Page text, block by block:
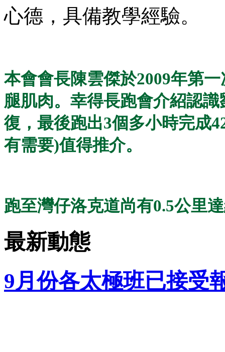
心德，具備教學經驗。
本會會長陳雲傑於2009年第
腿肌肉。幸得長跑會介紹認
復，最後跑出3個多小時完成
有需要)值得推介。
跑至灣仔洛克道尚有0.5公
最新動態
9月份各太極班已接受